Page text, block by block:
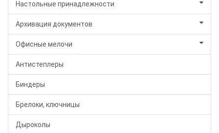
Настольные принадлежности
Архивация документов
Офисные мелочи
Антистеплеры
Биндеры
Брелоки, ключницы
Дыроколы